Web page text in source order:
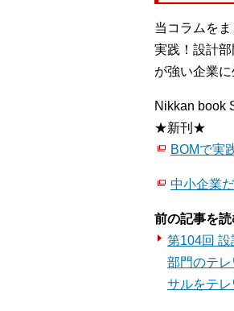
当コラムを
実践！設計
が強い企業
Nikkan book
★新刊★
BOMで実
中小企業
前の記事を読
第104回
部門のテ
サルをテ